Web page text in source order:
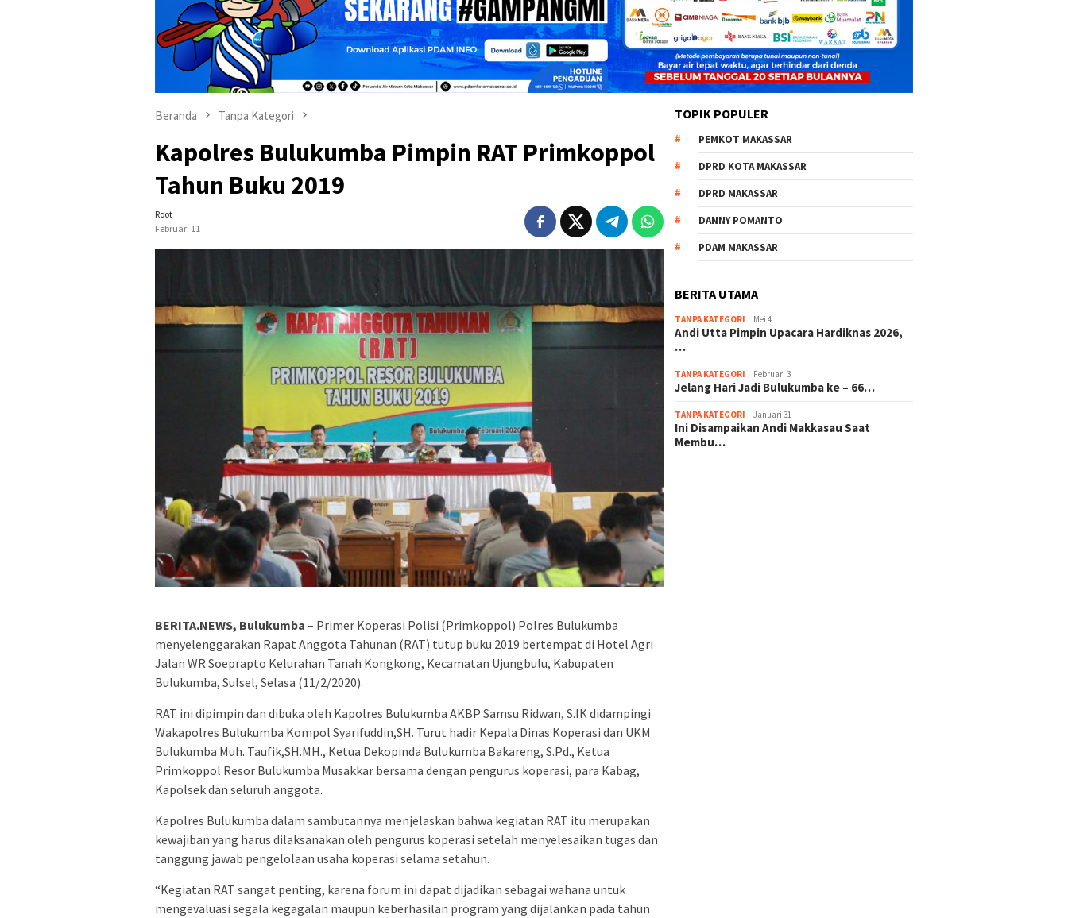
Beranda Tanpa Kategori
Kapolres Bulukumba Pimpin RAT Primkoppol
Tahun Buku 2019
Root
Februari 11
BERITA.NEWS, Bulukumba – Primer Koperasi Polisi (Primkoppol) Polres Bulukumba
menyelenggarakan Rapat Anggota Tahunan (RAT) tutup buku 2019 bertempat di Hotel Agri
Jalan WR Soeprapto Kelurahan Tanah Kongkong, Kecamatan Ujungbulu, Kabupaten
Bulukumba, Sulsel, Selasa (11/2/2020).
RAT ini dipimpin dan dibuka oleh Kapolres Bulukumba AKBP Samsu Ridwan, S.IK didampingi
Wakapolres Bulukumba Kompol Syarifuddin,SH. Turut hadir Kepala Dinas Koperasi dan UKM
Bulukumba Muh. Taufik,SH.MH., Ketua Dekopinda Bulukumba Bakareng, S.Pd., Ketua
Primkoppol Resor Bulukumba Musakkar bersama dengan pengurus koperasi, para Kabag,
Kapolsek dan seluruh anggota.
Kapolres Bulukumba dalam sambutannya menjelaskan bahwa kegiatan RAT itu merupakan
kewajiban yang harus dilaksanakan oleh pengurus koperasi setelah menyelesaikan tugas dan
tanggung jawab pengelolaan usaha koperasi selama setahun.
“Kegiatan RAT sangat penting, karena forum ini dapat dijadikan sebagai wahana untuk
mengevaluasi segala kegagalan maupun keberhasilan program yang dijalankan pada tahun
TOPIK POPULER
PEMKOT MAKASSAR
DPRD KOTA MAKASSAR
DPRD MAKASSAR
DANNY POMANTO
PDAM MAKASSAR
BERITA UTAMA
TANPA KATEGORI Mei 4
Andi Utta Pimpin Upacara Hardiknas 2026,
…
TANPA KATEGORI Februari 3
Jelang Hari Jadi Bulukumba ke – 66…
TANPA KATEGORI Januari 31
Ini Disampaikan Andi Makkasau Saat
Membu…